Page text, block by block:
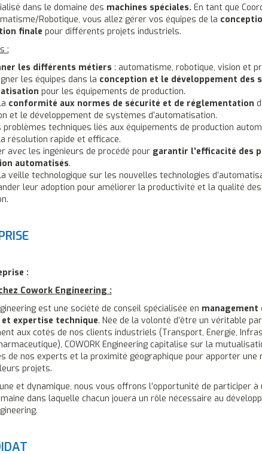
dans le domaine des machines spéciales. En tant que
Robotique, vous allez gérer vos équipes de la
finale pour différents projets industriels.
:
les différents métiers : automatisme, robotique, vision et
les équipes dans la conception et le développement des
pour les équipements de production.
conformité aux normes de sécurité et de réglementation
et le développement de systèmes d’automatisation.
problèmes techniques liés aux équipements de production
résolution rapide et efficace.
avec les ingénieurs de procédé pourgarantir l’efficacité des
automatisés.
veille technologique sur les nouvelles technologies
leur adoption pour améliorer la productivité et la qualité
:
Cowork Engineering :
est une société de conseil spécialisée en management
expertise technique. Née de la volonté d’être un véritable
aux cotés de nos clients industriels (Transport, Energie,
COWORK Engineering capitalise sur la
de nos experts et la proximité géographique pour apporter une
projets.
et dynamique, nous vous offrons l’opportunité de participer à
dans laquelle chacun jouera un rôle nécessaire au